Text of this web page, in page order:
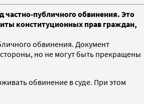
частно-публичного обвинения. Это
конституционных прав граждан,
обвинения. Документ
но не могут быть прекращены
обвинение в суде. При этом